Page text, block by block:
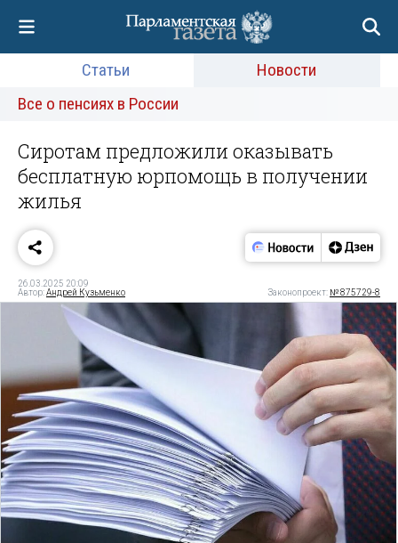
Статьи
Новости
Все о пенсиях в России
Сиротам предложили оказывать
бесплатную юрпомощь в получении
жилья
26.03.2025 20:09
Автор:Андрей Кузьменко Законопроект: № 875729-8